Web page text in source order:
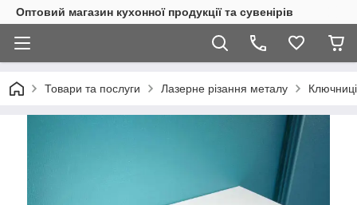
Оптовий магазин кухонної продукції та сувенірів
Товари та послуги Лазерне різання металу